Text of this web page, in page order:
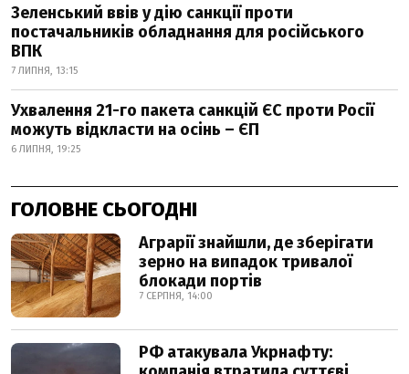
Зеленський ввів у дію санкції проти
постачальників обладнання для російського
ВПК
7 ЛИПНЯ, 13:15
Ухвалення 21-го пакета санкцій ЄС проти Росії
можуть відкласти на осінь – ЄП
6 ЛИПНЯ, 19:25
ГОЛОВНЕ СЬОГОДНІ
Аграрії знайшли, де зберігати
зерно на випадок тривалої
блокади портів
7 СЕРПНЯ, 14:00
РФ атакувала Укрнафту: